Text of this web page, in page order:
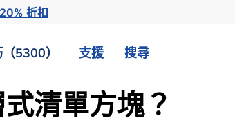
折扣
5300） 支援 搜尋
清單方塊？